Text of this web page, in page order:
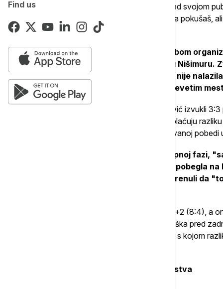
Find usselekcija ušla motivisana da se dokaže pred svojom
za izneti jer ništa ne moraš a možes sve da pokušaš,
prve četvrtine da im to nije dozvoljeno.
Lošom odbranom na jednoj strani i slabom
polovini bazena, gde su Srbi razbranili Nišimuru.
Uroša Stevanovića čitavih pet minuta nije
azijske selekcije, sa prošlogodišnjim devetim
Na kraju se Strahinja Rašović i Vuk Milojević izvukli
"delfini" potpuno došli sebi i krenuli da naplaćuju
Ubović i Jakšić povukli su ostale ka očekivanoj
Kao protiv Mađarske i Hrvatske u grupnoj fazi,
se diže, pa je tako i Srbija dala "gas" i pobegla
posle 6:6 na startu tog dela susreta krenuli da
Prvo je Marko Radulović konačno doneo +2 (8:4), a
zalihe, do nedostižnih sedam pogodaka viška pred
pitao za tok i ishod, pa je jedina dilema bila s kojom
Mečevi osmine finala Svetskog prvenstva